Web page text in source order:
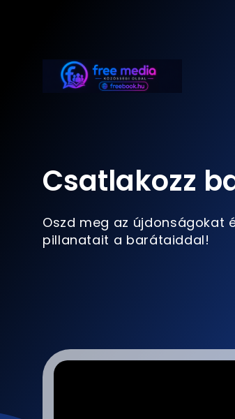
Csatlakozz
Oszd meg az újdonságokat
pillanatait a barátaiddal!